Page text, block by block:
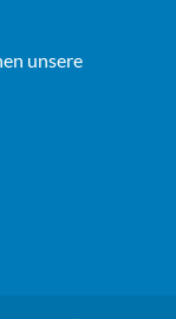
unsere